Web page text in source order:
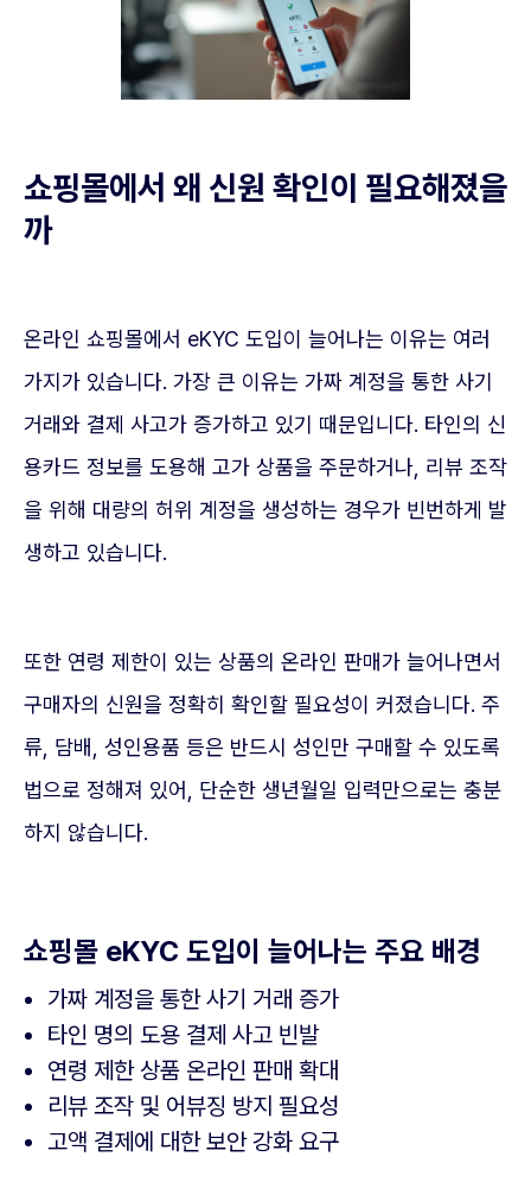
쇼핑몰에서 왜 신원 확인이 필요해졌을
까
온라인 쇼핑몰에서 eKYC 도입이 늘어나는 이유는 여러
가지가 있습니다. 가장 큰 이유는 가짜 계정을 통한 사기
거래와 결제 사고가 증가하고 있기 때문입니다. 타인의 신
용카드 정보를 도용해 고가 상품을 주문하거나, 리뷰 조작
을 위해 대량의 허위 계정을 생성하는 경우가 빈번하게 발
생하고 있습니다.
또한 연령 제한이 있는 상품의 온라인 판매가 늘어나면서
구매자의 신원을 정확히 확인할 필요성이 커졌습니다. 주
류, 담배, 성인용품 등은 반드시 성인만 구매할 수 있도록
법으로 정해져 있어, 단순한 생년월일 입력만으로는 충분
하지 않습니다.
쇼핑몰 eKYC 도입이 늘어나는 주요 배경
가짜 계정을 통한 사기 거래 증가
타인 명의 도용 결제 사고 빈발
연령 제한 상품 온라인 판매 확대
리뷰 조작 및 어뷰징 방지 필요성
고액 결제에 대한 보안 강화 요구